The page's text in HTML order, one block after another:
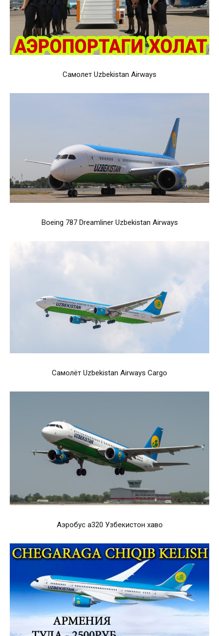
Самолет Uzbekistan Airways
Boeing 787 Dreamliner Uzbekistan Airways
Самолёт Uzbekistan Airways Cargo
Аэробус а320 Узбекистон хаво